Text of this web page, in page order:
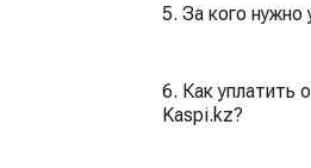
5. За кого
6. Как уплатить
Kaspi.kz?